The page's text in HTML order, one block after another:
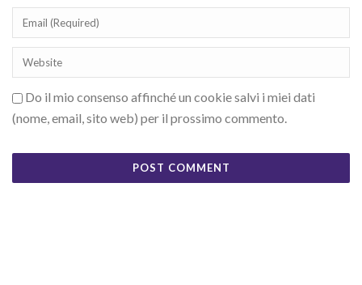
Do il mio consenso affinché un cookie salvi i miei dati
(nome, email, sito web) per il prossimo commento.